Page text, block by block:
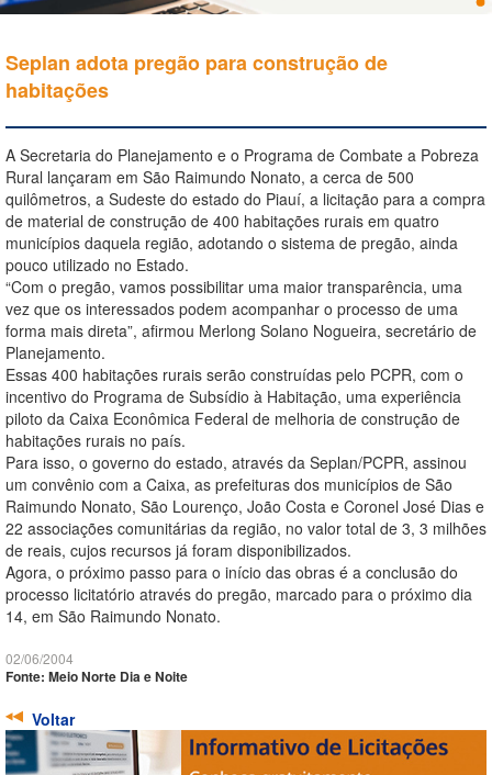
Seplan adota pregão para construção de
habitações
A Secretaria do Planejamento e o Programa de Combate a Pobreza
Rural lançaram em São Raimundo Nonato, a cerca de 500
quilômetros, a Sudeste do estado do Piauí, a licitação para a compra
de material de construção de 400 habitações rurais em quatro
municípios daquela região, adotando o sistema de pregão, ainda
pouco utilizado no Estado.
“Com o pregão, vamos possibilitar uma maior transparência, uma
vez que os interessados podem acompanhar o processo de uma
forma mais direta”, afirmou Merlong Solano Nogueira, secretário de
Planejamento.
Essas 400 habitações rurais serão construídas pelo PCPR, com o
incentivo do Programa de Subsídio à Habitação, uma experiência
piloto da Caixa Econômica Federal de melhoria de construção de
habitações rurais no país.
Para isso, o governo do estado, através da Seplan/PCPR, assinou
um convênio com a Caixa, as prefeituras dos municípios de São
Raimundo Nonato, São Lourenço, João Costa e Coronel José Dias e
22 associações comunitárias da região, no valor total de 3, 3 milhões
de reais, cujos recursos já foram disponibilizados.
Agora, o próximo passo para o início das obras é a conclusão do
processo licitatório através do pregão, marcado para o próximo dia
14, em São Raimundo Nonato.
02/06/2004
Fonte: Meio Norte Dia e Noite
Voltar